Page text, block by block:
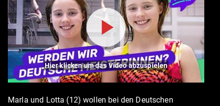
Hier klicken um das Video abzuspielen
Marla und Lotta (12) wollen bei den Deutschen